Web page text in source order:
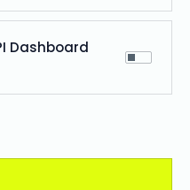
Dashboard